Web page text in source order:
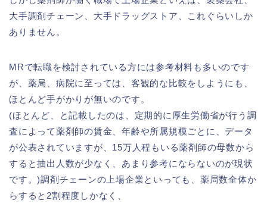
大手調剤チェーン、大手ドラッグストア、これぐらいしか
ありません。
MRで転職を検討されている方には参考材料も多いのです
が、薬局、病院に至っては、客観的な比較をしようにも、
ほとんど手がかりが無いのです。
(ほとんど、と記載したのは、定期的に厚生労働省が行う調
査によって薬剤師の賃金、年齢や所属規模ごとに、データ
が公表されていますが、15万人程もいる薬剤師の母数から
すると抽出人数が少なく、あまり参考にならないのが現状
です。)調剤チェーンの上場企業といっても、薬局数全体か
らすると2割程度しかなく、